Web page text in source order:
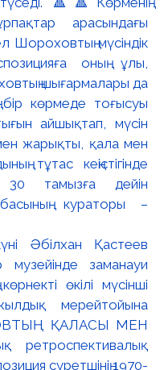
Әбілхан Қастеев
заманауи
өкілі мүсінші
мерейтойына
ҚАЛАСЫ МЕН
ретроспективалық
суретшінің 1970-